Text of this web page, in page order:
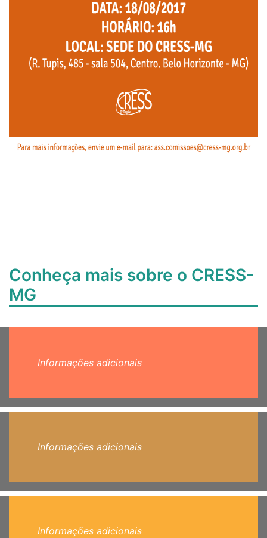
Conheça mais sobre o CRESS-
MG
Informações adicionais
Informações adicionais
Informações adicionais